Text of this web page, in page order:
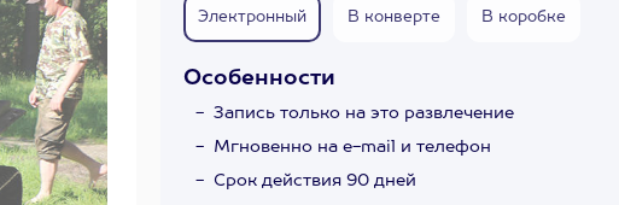
Электронный В конверте В коробке
Особенности
Запись только на это развлечение
Мгновенно на e-mail и телефон
Срок действия 90 дней